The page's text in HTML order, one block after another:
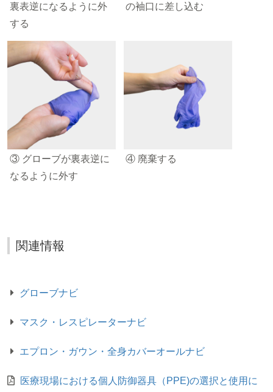
裏表逆になるように外
する
の袖口に差し込む
③ グローブが裏表逆に
なるように外す
④ 廃棄する
関連情報
グローブナビ
マスク・レスピレーターナビ
エプロン・ガウン・全身カバーオールナビ
医療現場における個人防御器具（PPE)の選択と使用に